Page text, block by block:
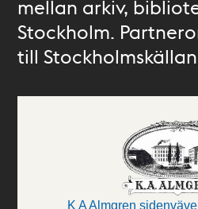
mellan arkiv,
Stockholm.
till
K A Almgren